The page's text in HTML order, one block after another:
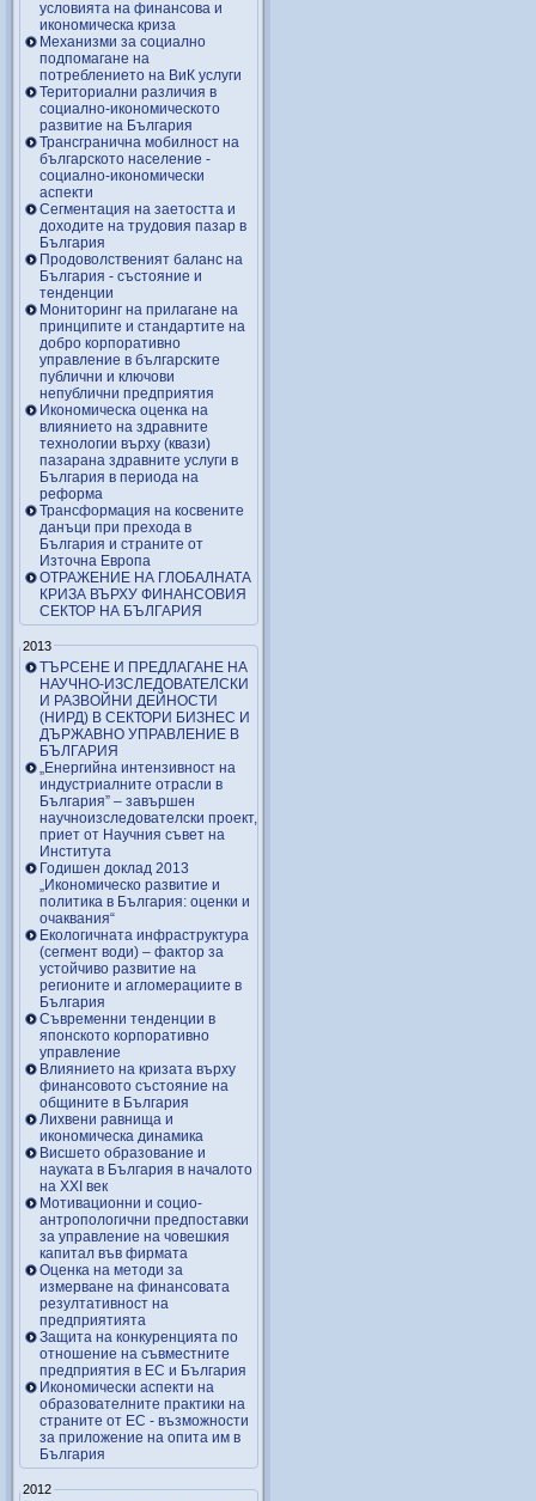
условията на финансова и
икономическа криза
Механизми за социално
подпомагане на
потреблението на ВиК услуги
Териториални различия в
социално-икономическото
развитие на България
Трансгранична мобилност на
българското население -
социално-икономически
аспекти
Сегментация на заетостта и
доходите на трудовия пазар в
България
Продоволственият баланс на
България - състояние и
тенденции
Мониторинг на прилагане на
принципите и стандартите на
добро корпоративно
управление в българските
публични и ключови
непублични предприятия
Икономическа оценка на
влиянието на здравните
технологии върху (квази)
пазарана здравните услуги в
България в периода на
реформа
Трансформация на косвените
данъци при прехода в
България и страните от
Източна Европа
ОТРАЖЕНИЕ НА ГЛОБАЛНАТА
КРИЗА ВЪРХУ ФИНАНСОВИЯ
СЕКТОР НА БЪЛГАРИЯ
2013
ТЪРСЕНЕ И ПРЕДЛАГАНЕ НА
НАУЧНО-ИЗСЛЕДОВАТЕЛСКИ
И РАЗВОЙНИ ДЕЙНОСТИ
(НИРД) В СЕКТОРИ БИЗНЕС И
ДЪРЖАВНО УПРАВЛЕНИЕ В
БЪЛГАРИЯ
„Енергийна интензивност на
индустриалните отрасли в
България” – завършен
научноизследователски проект,
приет от Научния съвет на
Института
Годишен доклад 2013
„Икономическо развитие и
политика в България: оценки и
очаквания“
Екологичната инфраструктура
(сегмент води) – фактор за
устойчиво развитие на
регионите и агломерациите в
България
Съвременни тенденции в
японското корпоративно
управление
Влиянието на кризата върху
финансовото състояние на
общините в България
Лихвени равнища и
икономическа динамика
Висшето образование и
науката в България в началото
на ХХІ век
Мотивационни и социо-
антропологични предпоставки
за управление на човешкия
капитал във фирмата
Оценка на методи за
измерване на финансовата
резултативност на
предприятията
Защита на конкуренцията по
отношение на съвместните
предприятия в ЕС и България
Икономически аспекти на
образователните практики на
страните от ЕС - възможности
за приложение на опита им в
България
2012